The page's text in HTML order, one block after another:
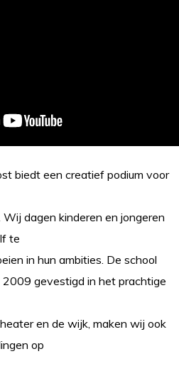
biedt een creatief podium voor
dagen kinderen en jongeren
te
in hun ambities. De school
gevestigd in het prachtige
en de wijk, maken wij ook
op